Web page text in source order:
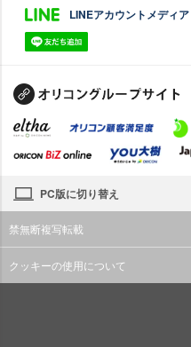
LINEアカウントメディア
PC版に切り替え
禁無断複写転載
クッキーの使用について